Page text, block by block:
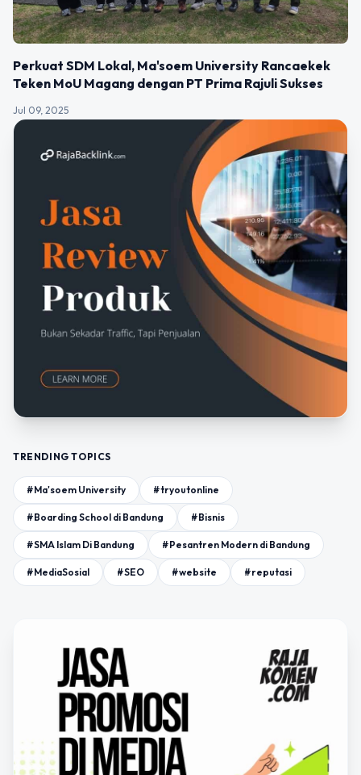
Perkuat SDM Lokal, Ma'soem University Rancaekek
Teken MoU Magang dengan PT Prima Rajuli Sukses
Jul 09, 2025
TRENDING TOPICS
#Ma'soem University #tryoutonline
#Boarding School di Bandung #Bisnis
#SMA Islam Di Bandung #Pesantren Modern di Bandung
#MediaSosial #SEO #website #reputasi